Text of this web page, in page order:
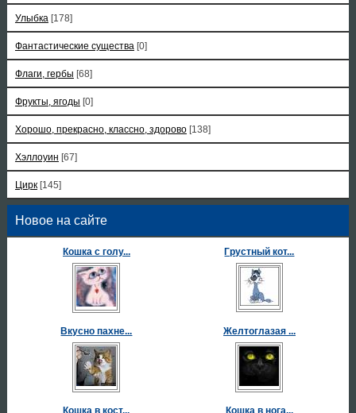
Улыбка [178]
Фантастические существа [0]
Флаги, гербы [68]
Фрукты, ягоды [0]
Хорошо, прекрасно, классно, здорово [138]
Хэллоуин [67]
Цирк [145]
Новое на сайте
Кошка с голу... Грустный кот...
Вкусно пахне... Желтоглазая ...